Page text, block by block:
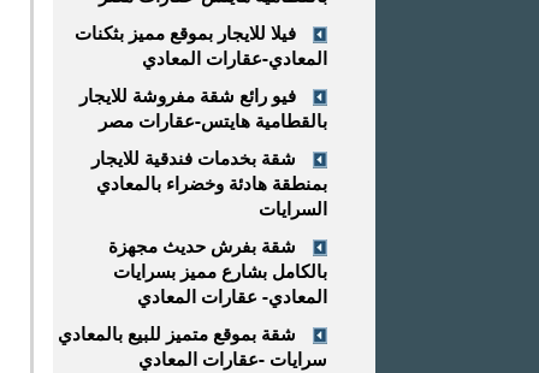
فيلا للايجار بموقع مميز بثكنات
المعادي-عقارات المعادي
فيو رائع شقة مفروشة للايجار
بالقطامية هايتس-عقارات مصر
شقة بخدمات فندقية للايجار
بمنطقة هادئة وخضراء بالمعادي
السرايات
شقة بفرش حديث مجهزة
بالكامل بشارع مميز بسرايات
المعادي- عقارات المعادي
شقة بموقع متميز للبيع بالمعادي
سرايات -عقارات المعادي